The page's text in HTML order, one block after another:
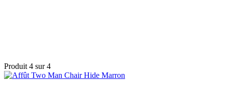
Produit 4 sur 4